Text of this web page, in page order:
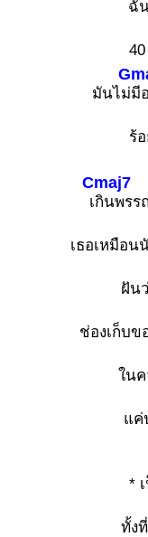
ฉั
มันไม่มี
ร้
เ
Cmaj7
กินพรร
เธอเหมือ
ฝัน
ช่องเก็บ
ในค
แค่
*
ทั้ง